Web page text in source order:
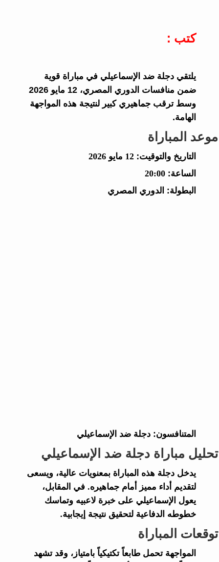
كتب :
يلتقي دجلة ضد الإسماعيلي في مباراة قوية
ضمن منافسات الدوري المصري، 12 مايو 2026
وسط ترقب جماهيري كبير لنتيجة هذه المواجهة
الهامة.
موعد المباراة
التاريخ والتوقيت: 12 مايو 2026
الساعة: 20:00
البطولة: الدوري المصري
المتنافسون: دجلة ضد الإسماعيلي
تحليل مباراة دجلة ضد الإسماعيلي
يدخل دجلة هذه المباراة بمعنويات عالية، ويسعى
لتقديم أداء مميز أمام جماهيره. في المقابل،
يعول الإسماعيلي على خبرة لاعبيه وتماسك
خطوطه الدفاعية لتحقيق نتيجة إيجابية.
توقعات المباراة
المواجهة تحمل طابعاً تكتيكياً بامتياز، وقد تشهد